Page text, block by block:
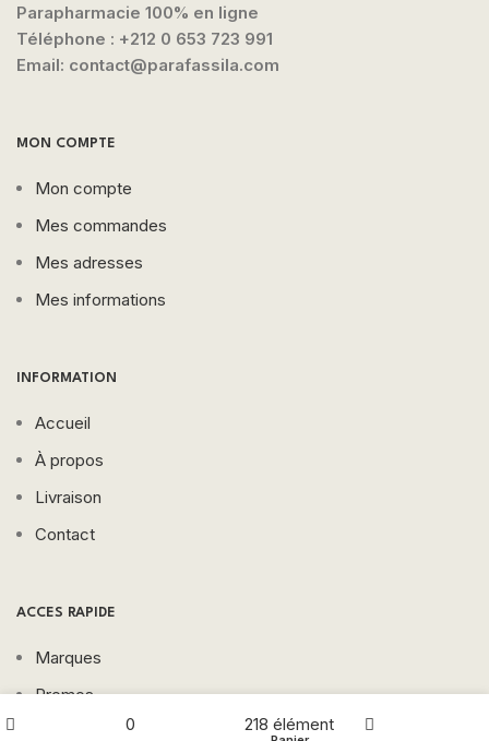
Parapharmacie 100% en ligne
Téléphone : +212 0 653 723 991
Email: contact@parafassila.com
MON COMPTE
Mon compte
Mes commandes
Mes adresses
Mes informations
INFORMATION
Accueil
À propos
Livraison
Contact
ACCES RAPIDE
Marques
Promos
0 218 élément